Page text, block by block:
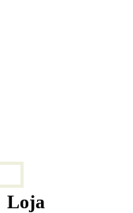
Loja